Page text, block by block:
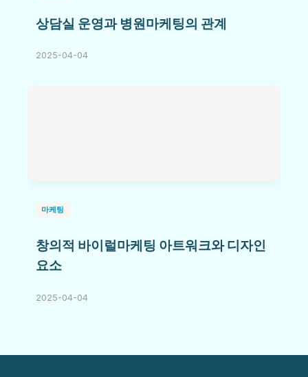
상담실 운영과 병원마케팅의 관계
2025-04-04
마케팅
창의적 바이럴마케팅 아트워크와 디자인
요소
2025-04-04